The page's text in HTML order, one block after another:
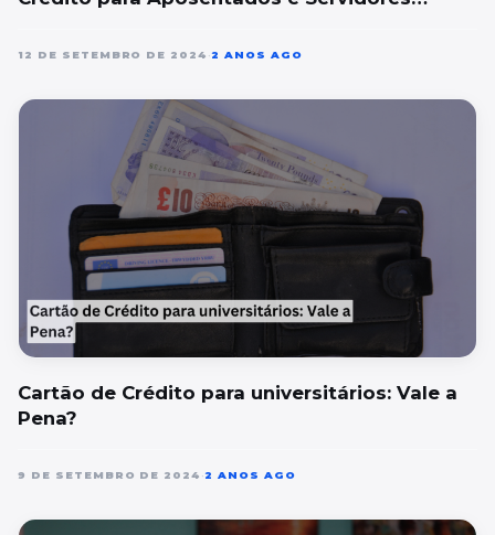
12 DE SETEMBRO DE 2024 •2 ANOS AGO
Cartão de Crédito para universitários: Vale a
Pena?
9 DE SETEMBRO DE 2024 •2 ANOS AGO